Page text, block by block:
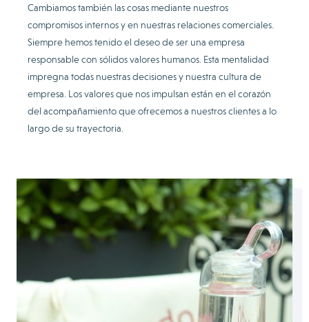
Cambiamos también las cosas mediante nuestros
compromisos internos y en nuestras relaciones comerciales.
Siempre hemos tenido el deseo de ser una empresa
responsable con sólidos valores humanos. Esta mentalidad
impregna todas nuestras decisiones y nuestra cultura de
empresa. Los valores que nos impulsan están en el corazón
del acompañamiento que ofrecemos a nuestros clientes a lo
largo de su trayectoria.